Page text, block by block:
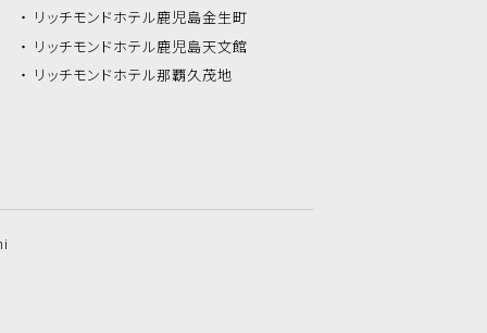
リッチモンドホテル鹿児島金生町
リッチモンドホテル鹿児島天文館
リッチモンドホテル那覇久茂地